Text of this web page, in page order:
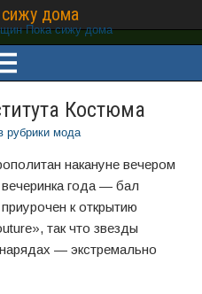
дома
Костюма
рубрики мода
накануне вечером
года — бал
к открытию
так что звезды
— экстремально